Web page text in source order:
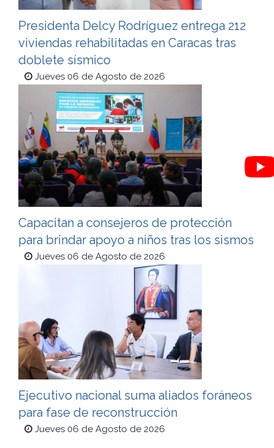
Presidenta Delcy Rodríguez entrega 212
viviendas rehabilitadas en Caracas tras
doblete sísmico
Jueves 06 de Agosto de 2026
Capacitan a consejeros de protección
para brindar apoyo a niños tras los sismos
Jueves 06 de Agosto de 2026
Ejecutivo nacional suma aliados foráneos
para fase de reconstrucción
Jueves 06 de Agosto de 2026